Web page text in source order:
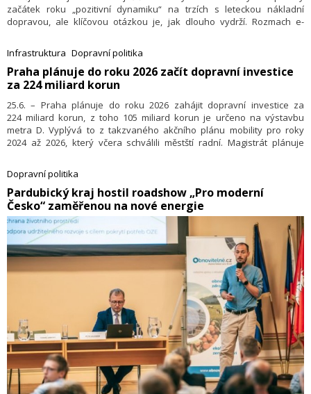
začátek roku „pozitivní dynamiku“ na trzích s leteckou nákladní
dopravou, ale klíčovou otázkou je, jak dlouho vydrží. Rozmach e-
dopravy Rudým mořem, která prodlužuje již tak napjaté doby přepravy
o další cca 2 týdny a současně nezvyšuje potřebnou spolehlivost
jízdních řádů rejdařů, podporují letecké toky zboží z Asie. Kapacita
z větší části rostla v souladu s poptávkou, což vytváří poměrně příznivé
ovlivněn pokračujícím silným růstovým trendem elektronického
obchodu, jehož objemy do značné míry kompenzují pokles tradičního
čínského leteckého vývozu, který je důsledkem snahy odesílatelů
o diverzifikaci zdrojů. Elektronický obchod využívá značnou kapacitu
na osobních letech nebo na pravidelných nákladních linkách. Díky
úroveň před pandemií, sazby zůstávají vyšší, než jsme viděli v roce
2019, a proto celková úroveň příjmů zůstává pozitivně nastavena.
Infrastruktura Dopravní politika
​Praha plánuje do roku 2026 začít dopravní investice
za 224 miliard korun
25.6. – Praha plánuje do roku 2026 zahájit dopravní investice za
224 miliard korun, z toho 105 miliard korun je určeno na výstavbu
metra D. Vyplývá to z takzvaného akčního plánu mobility pro roky
2024 až 2026, který včera schválili městští radní. Magistrát plánuje
Hlavním cílem města je podle dokumentu, který zahrnuje 50 opatření,
rozvoj MHD, a především kolejové dopravy. Plán počítá i se
zdražováním jízdného a parkovného.
Dopravní politika
​Pardubický kraj hostil roadshow „Pro moderní
Česko“ zaměřenou na nové energie